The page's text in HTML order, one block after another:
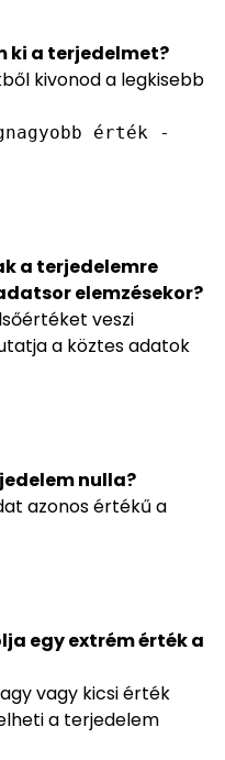
ki a terjedelmet?
kivonod a legkisebb
érték -
a terjedelemre
elemzésekor?
veszi
a köztes adatok
nulla?
azonos értékű a
egy extrém érték a
vagy kicsi érték
a terjedelem